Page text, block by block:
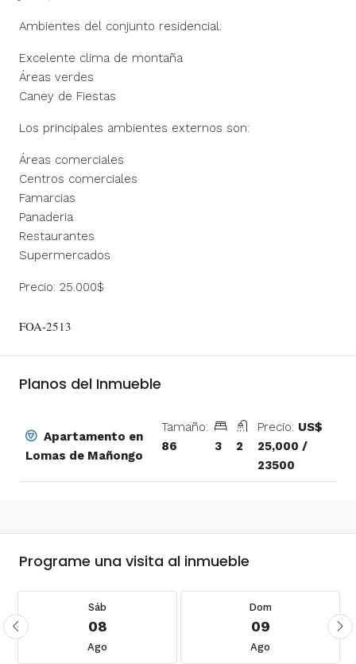
Ambientes del conjunto residencial:
Excelente clima de montaña
Áreas verdes
Caney de Fiestas
Los principales ambientes externos son:
Áreas comerciales
Centros comerciales
Famarcias
Panaderia
Restaurantes
Supermercados
Precio: 25.000$
FOA-2513
Planos del Inmueble
Apartamento en
Lomas de Mañongo
Tamaño:
86
3 2
Precio: US$
25,000 /
23500
Programe una visita al inmueble
Sáb
08
Ago
Dom
09
Ago